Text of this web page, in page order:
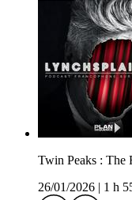
Twin Peaks : The
26/01/2026
1 h